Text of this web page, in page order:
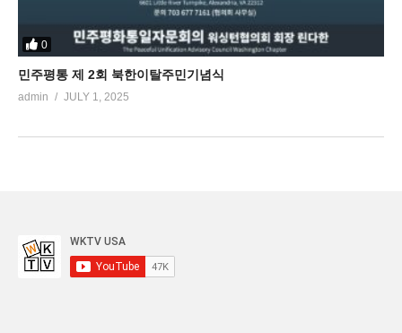
0
민주평통 제 2회 북한이탈주민기념식
admin JULY 1, 2025